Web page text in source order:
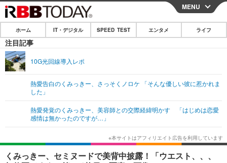
CLOSE
ホーム
IT・デジタル
ショッピング その他
エンタメTOP
韓国・芸能
音楽 スポーツ
ライフ
ライフTOP グルメ
ペット ショッピング
リリース一覧
MENU
ホーム IT・デジタル SPEED TEST エンタメ ライフ
注目記事
10G光回線導入レポ
熱愛告白のくみっきー、さっそくノロケ 「そんな優しい彼に惹かれま
した」
熱愛発覚のくみっきー、美容師との交際経緯明かす 「はじめは恋愛
感情は無かったのですが…」
くみっきー、セミヌードで美背中披露！「ウエスト、、、